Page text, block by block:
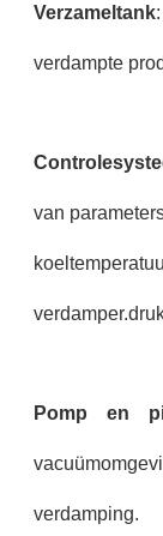
Verzameltank
verdampte
van
Pomp en
verdamping.